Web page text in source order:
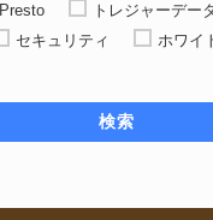
Presto トレジャーデー
セキュリティ
ホワイ
検索